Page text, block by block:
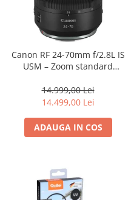
Only One Shoulder - SlingShot
Tocuri si huse protectie aparate
Hamuri si Centuri foto
Curele Aparat - Umar
Genti Laptop si iPad
Hand Strap / Grip
Troller
Video / Camere si accesorii
Camere video profesionale
Canon RF 24-70mm f/2.8L IS
USM – Zoom standard
14.999,00 Lei
14.499,00 Lei
ADAUGA IN COS